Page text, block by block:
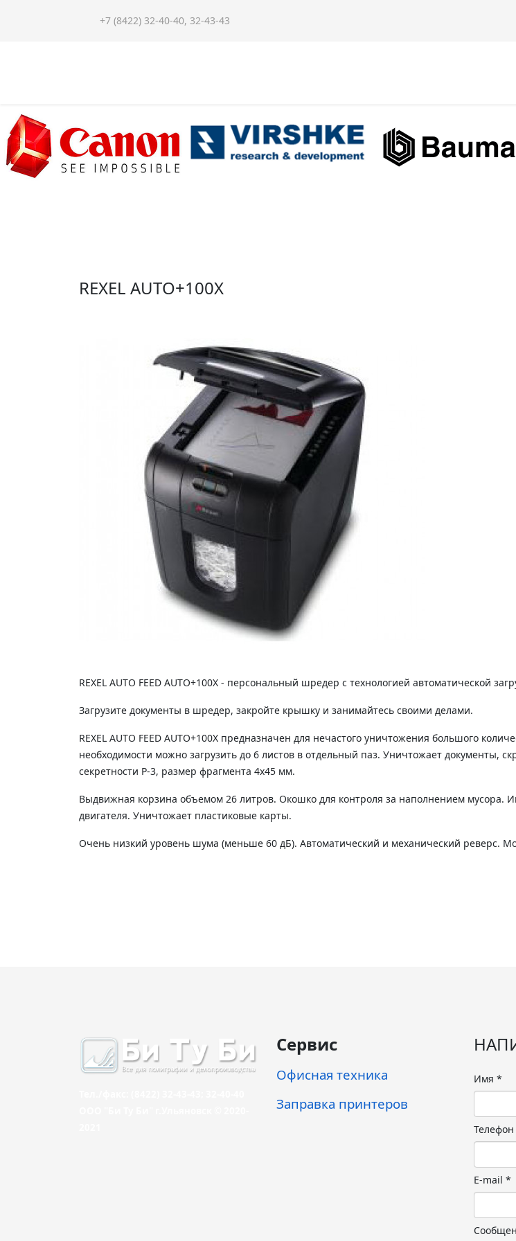
+7 (8422) 32-40-40, 32-43-43
REXEL AUTO+100X
REXEL AUTO FEED AUTO+100X - персональный шредер с технологией автоматической
Загрузите документы в шредер, закройте крышку и занимайтесь своими делами.
REXEL AUTO FEED AUTO+100X предназначен для нечастого уничтожения большого
необходимости можно загрузить до 6 листов в отдельный паз. Уничтожает документы,
секретности Р-3, размер фрагмента 4х45 мм.
Выдвижная корзина объемом 26 литров. Окошко для контроля за наполнением мусора.
двигателя. Уничтожает пластиковые карты.
Очень низкий уровень шума (меньше 60 дБ). Автоматический и механический реверс.
Сервис
Офисная техника
Заправка принтеров
Имя *
Телефон
E-mail *